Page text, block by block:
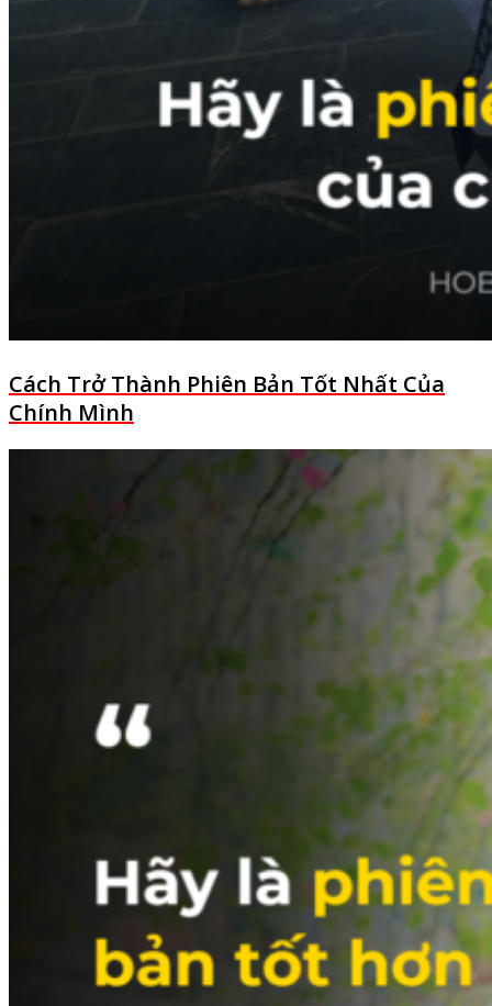
Cách Trở Thành Phiên Bản Tốt Nhất Của
Chính Mình